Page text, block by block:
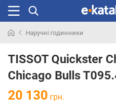
раніше
Наручні годинники
TISSOT Quickster
Chicago Bulls
20 130 грн.